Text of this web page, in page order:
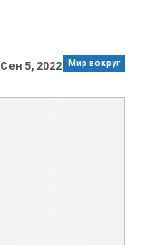
Мир вокруг
Сен 5, 2022